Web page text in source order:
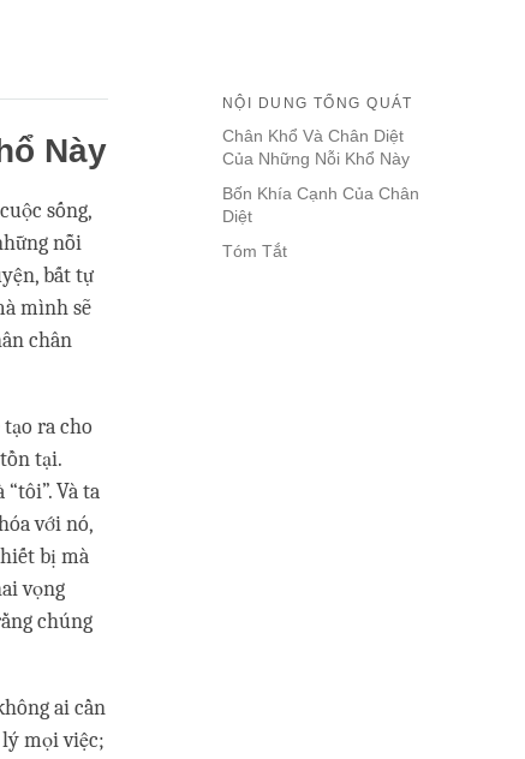
NỘI DUNG TỔNG QUÁT
Chân Khổ Và Chân Diệt
Của Những Nỗi Khổ Này
Bốn Khía Cạnh Của Chân
Diệt
Tóm Tắt
Này
sống,
nỗi
bất tự
mình sẽ
chân
ra cho
tại.
Và ta
với nó,
bị mà
vọng
chúng
ai cần
mọi việc;